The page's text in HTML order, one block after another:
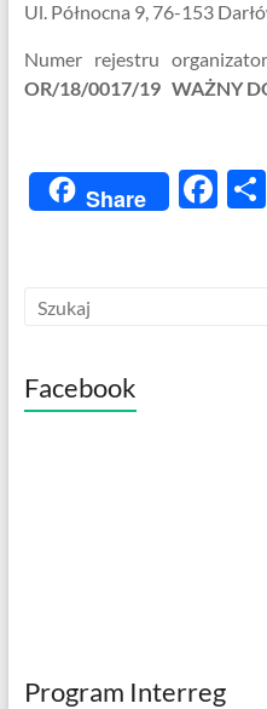
Ul. Północna 9, 76-153
Numer rejestru
OR/18/0017/19 WAŻNY
Share
F S
Facebook
Program Interreg